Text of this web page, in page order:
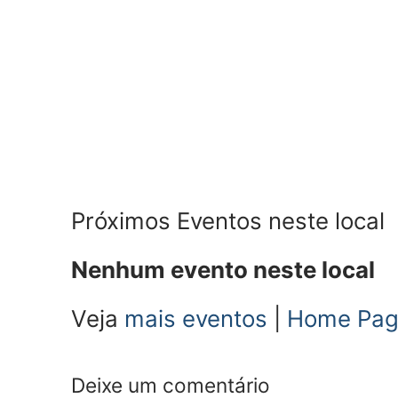
Próximos Eventos neste local
Nenhum evento neste local
Veja mais eventos Home
Deixe um comentário